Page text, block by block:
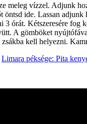
meleg vízzel. Adjunk
öntsd ide. Lassan adjunk
3 órát. Kétszeresére
A gömböket
kell helyezni.
Limara péksége: Pita